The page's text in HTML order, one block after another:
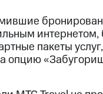
пакеты
опцию